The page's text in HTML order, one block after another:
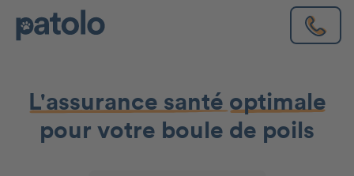
L'assurance santé optimale
pour votre boule de poils